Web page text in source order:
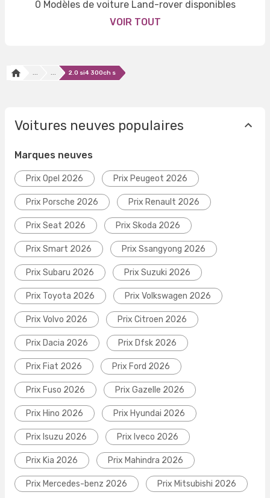
0 Modèles de voiture Land-rover disponibles
VOIR TOUT
... ... 2.0 si4 300ch s
Voitures neuves populaires
Marques neuves
Prix Opel 2026 Prix Peugeot 2026
Prix Porsche 2026 Prix Renault 2026
Prix Seat 2026 Prix Skoda 2026
Prix Smart 2026 Prix Ssangyong 2026
Prix Subaru 2026 Prix Suzuki 2026
Prix Toyota 2026 Prix Volkswagen 2026
Prix Volvo 2026 Prix Citroen 2026
Prix Dacia 2026 Prix Dfsk 2026
Prix Fiat 2026 Prix Ford 2026
Prix Fuso 2026 Prix Gazelle 2026
Prix Hino 2026 Prix Hyundai 2026
Prix Isuzu 2026 Prix Iveco 2026
Prix Kia 2026 Prix Mahindra 2026
Prix Mercedes-benz 2026 Prix Mitsubishi 2026